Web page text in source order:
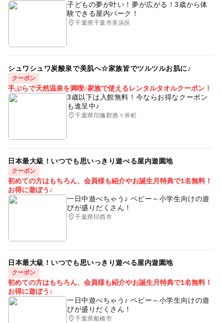
子どもの夢が叶い！夢が広がる！3歳から体
験できる屋内パーク！
千葉県千葉市美浜区
シュワシュワ炭酸泉で美肌へ☆家族皆でツルツルお肌に♪
クーポン
手ぶらで天然温泉を満喫♪家族で使えるレンタルタオルクーポン！
3歳以下は入館無料！今ならお得なクーポン
も進呈中♪
千葉県印旛郡酒々井町
日本最大級！いつでも思いっきり遊べる屋内遊園地
クーポン
初めての方はもちろん、会員様も紹介やお誕生月特典で1名無料！
お得に遊ぼう♪
一日中遊べちゃう♪ ベビー～小学生向けの遊
びが盛りだくさん！
千葉県印西市
日本最大級！いつでも思いっきり遊べる屋内遊園地
クーポン
初めての方はもちろん、会員様も紹介やお誕生月特典で1名無料！
お得に遊ぼう♪
一日中遊べちゃう♪ ベビー～小学生向けの遊
びが盛りだくさん！
千葉県船橋市